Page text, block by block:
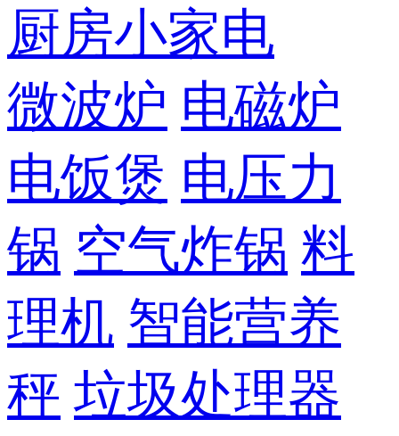
厨房小家电
微波炉 电磁炉
电饭煲 电压力
锅 空气炸锅 料
理机 智能营养
秤 垃圾处理器